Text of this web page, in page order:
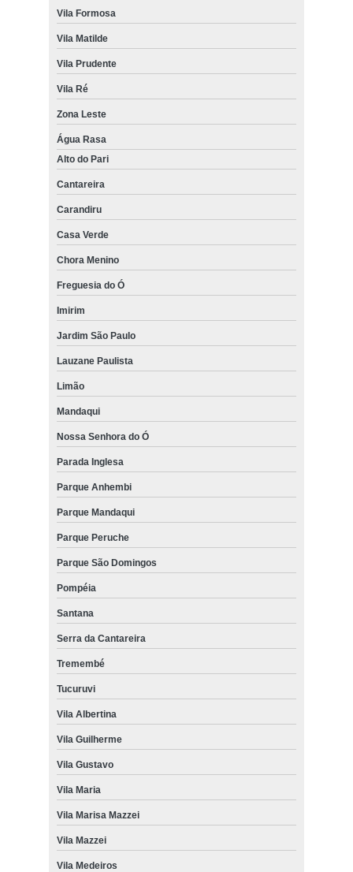
Vila Formosa
Vila Matilde
Vila Prudente
Vila Ré
Zona Leste
Água Rasa
Alto do Pari
Cantareira
Carandiru
Casa Verde
Chora Menino
Freguesia do Ó
Imirim
Jardim São Paulo
Lauzane Paulista
Limão
Mandaqui
Nossa Senhora do Ó
Parada Inglesa
Parque Anhembi
Parque Mandaqui
Parque Peruche
Parque São Domingos
Pompéia
Santana
Serra da Cantareira
Tremembé
Tucuruvi
Vila Albertina
Vila Guilherme
Vila Gustavo
Vila Maria
Vila Marisa Mazzei
Vila Mazzei
Vila Medeiros